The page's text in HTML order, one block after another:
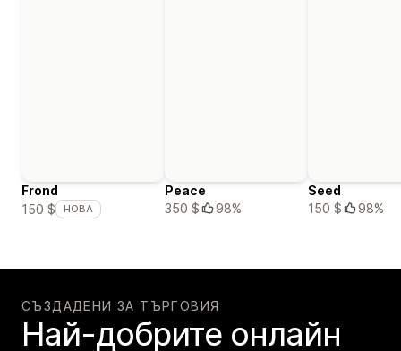
Frond
150 $
НОВА
Peace
350 $
98%
Seed
150 $
98%
СЪЗДАДЕНИ ЗА ТЪРГОВИЯ
Най-добрите онлайн